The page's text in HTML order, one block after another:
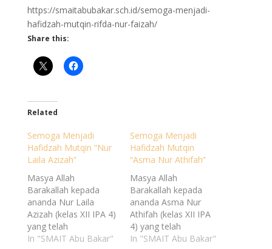
https://smaitabubakar.sch.id/semoga-menjadi-
hafidzah-mutqin-rifda-nur-faizah/
Share this:
Related
Semoga Menjadi
Hafidzah Mutqin “Nur
Laila Azizah”
Masya Allah
Barakallah kepada
ananda Nur Laila
Azizah (kelas XII IPA 4)
yang telah
menyelesaikan hafalan
In "SMAIT Abu Bakar"
Semoga Menjadi
Hafidzah Mutqin
“Asma Nur Athifah”
Masya Allah
Barakallah kepada
ananda Asma Nur
Athifah (kelas XII IPA
4) yang telah
menyelesaikan hafalan
In "SMAIT Abu Bakar"